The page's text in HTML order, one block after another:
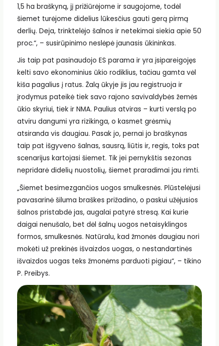
1,5 ha braškyną, jį prižiūrėjome ir saugojome, todėl
šiemet turėjome didelius lūkesčius gauti gerą pirmą
derlių. Deja, trinktelėjo šalnos ir netekimai siekia apie 50
proc.“, – susirūpinimo neslėpė jaunasis ūkininkas.
Jis taip pat pasinaudojo ES parama ir yra įsipareigojęs
kelti savo ekonominius ūkio rodiklius, tačiau gamta vėl
kiša pagalius į ratus. Žalą ūkyje jis jau registruoja ir
įrodymus pateikė tiek savo rajono savivaldybės žemės
ūkio skyriui, tiek ir NMA. Paulius atviras – kurti verslą po
atviru dangumi yra rizikinga, o kasmet grėsmių
atsiranda vis daugiau. Pasak jo, pernai jo braškynas
taip pat išgyveno šalnas, sausrą, liūtis ir, regis, toks pat
scenarijus kartojasi šiemet. Tik jei pernykštis sezonas
nepridarė didelių nuostolių, šiemet praradimai jau rimti.
„Šiemet besimezgančios uogos smulkesnės. Plūstelėjusi
pavasarinė šiluma braškes prižadino, o paskui užėjusios
šalnos pristabdė jas, augalai patyrė stresą. Kai kurie
daigai nenušalo, bet dėl šalnų uogos netaisyklingos
formos, smulkesnės. Natūralu, kad žmonės daugiau nori
mokėti už prekinės išvaizdos uogas, o nestandartinės
išvaizdos uogas teks žmonėms parduoti pigiau“, – tikino
P. Preibys.